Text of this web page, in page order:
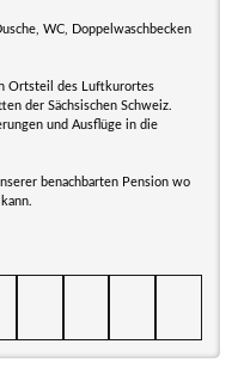
WC, Doppelwaschbecken
Ortsteil des Luftkurortes
der Sächsischen Schweiz.
und Ausflüge in die
benachbarten Pension wo